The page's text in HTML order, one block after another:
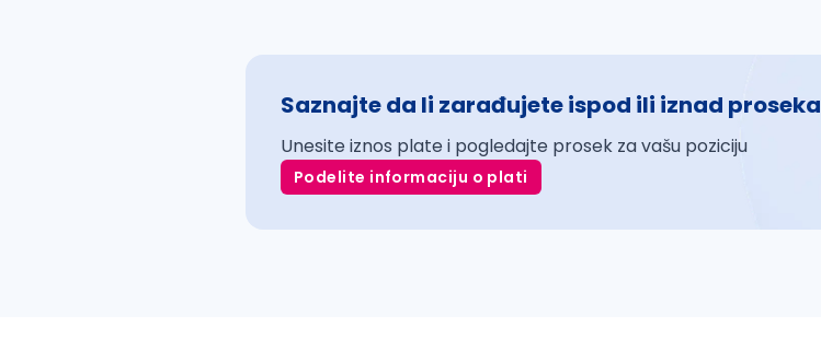
Saznajte da li zarađujete ispod ili iznad proseka
Unesite iznos plate i pogledajte prosek za vašu poziciju
Podelite informaciju o plati